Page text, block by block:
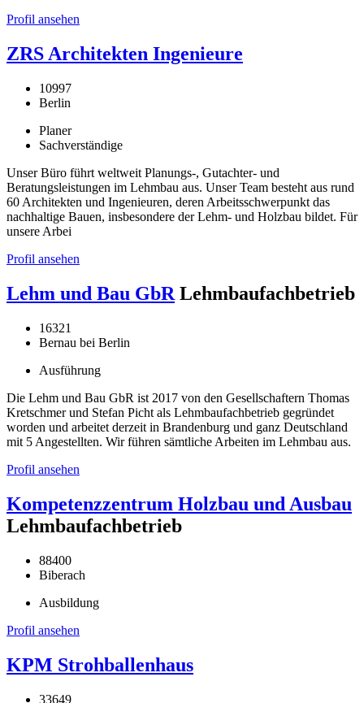
Profil ansehen
ZRS Architekten Ingenieure
10997
Berlin
Planer
Sachverständige
Unser Büro führt weltweit Planungs-, Gutachter- und
Beratungsleistungen im Lehmbau aus. Unser Team besteht aus rund
60 Architekten und Ingenieuren, deren Arbeitsschwerpunkt das
nachhaltige Bauen, insbesondere der Lehm- und Holzbau bildet. Für
unsere Arbei
Profil ansehen
Lehm und Bau GbR Lehmbaufachbetrieb
16321
Bernau bei Berlin
Ausführung
Die Lehm und Bau GbR ist 2017 von den Gesellschaftern Thomas
Kretschmer und Stefan Picht als Lehmbaufachbetrieb gegründet
worden und arbeitet derzeit in Brandenburg und ganz Deutschland
mit 5 Angestellten. Wir führen sämtliche Arbeiten im Lehmbau aus.
Profil ansehen
Kompetenzzentrum Holzbau und Ausbau
Lehmbaufachbetrieb
88400
Biberach
Ausbildung
Profil ansehen
KPM Strohballenhaus
33649